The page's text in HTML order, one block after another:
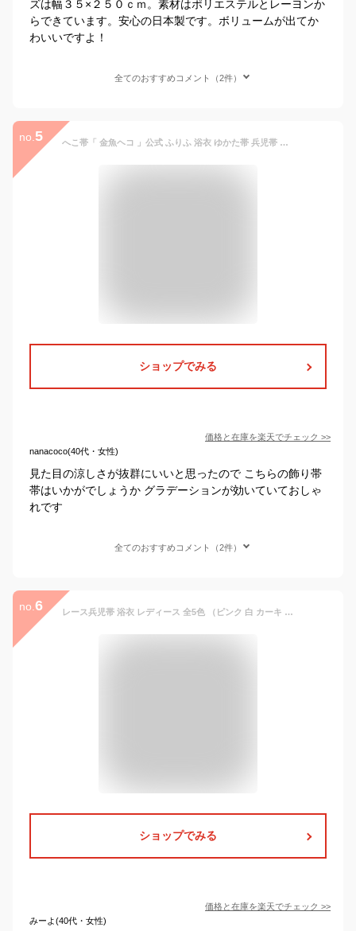
ズは幅３５×２５０ｃｍ。素材はポリエステルとレーヨンか
らできています。安心の日本製です。ボリュームが出てか
わいいですよ！
全てのおすすめコメント（2件）
no. 5 へこ帯「 金魚ヘコ 」公式 ふりふ 浴衣 ゆかた帯 兵児帯 へこ帯 飾り帯 グラデーション 金魚 涼しげ 涼しい 赤 紫 青 かわいい レトロ モダん ふんわり 大人 へこ 金魚の尾 ギフト プレゼント 帯飾り ボリューム ふわふわ レース エアリー 涼しい 浴衣用 春着物
ショップでみる
価格と在庫を楽天でチェック >>
nanacoco(40代・女性)
見た目の涼しさが抜群にいいと思ったので こちらの飾り帯
帯はいかがでしょうか グラデーションが効いていておしゃ
れです
全てのおすすめコメント（2件）
no. 6 レース兵児帯 浴衣 レディース 全5色 （ピンク 白 カーキ 茶色 ベージュ）アレンジ ジャガード ふんわり 可愛い プチへこ 帯飾り 帯締め 帯留め 小物
ショップでみる
価格と在庫を楽天でチェック >>
みーよ(40代・女性)